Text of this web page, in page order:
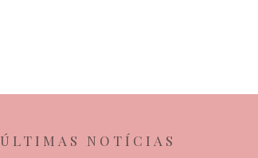
ÚLTIMAS NOTÍCIAS